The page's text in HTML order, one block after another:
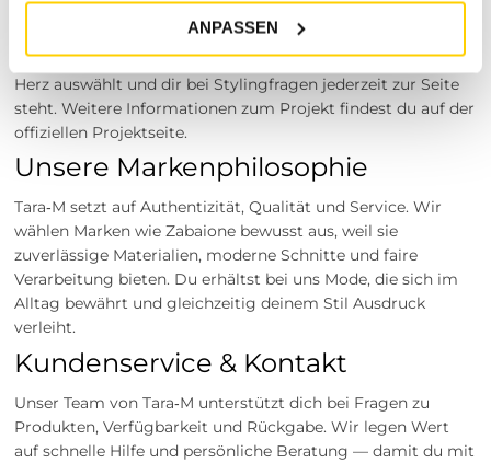
ANPASSEN
Alltagstauglichkeit verbindet. Unser Ziel ist es, dir eine
angenehme Shopping‑Erfahrung zu bieten — online und in
unseren Stores. Hinter Tara‑M steht ein Team, das Mode mit
Herz auswählt und dir bei Stylingfragen jederzeit zur Seite
steht. Weitere Informationen zum Projekt findest du auf der
offiziellen Projektseite.
Unsere Markenphilosophie
Tara‑M setzt auf Authentizität, Qualität und Service. Wir
wählen Marken wie Zabaione bewusst aus, weil sie
zuverlässige Materialien, moderne Schnitte und faire
Verarbeitung bieten. Du erhältst bei uns Mode, die sich im
Alltag bewährt und gleichzeitig deinem Stil Ausdruck
verleiht.
Kundenservice & Kontakt
Unser Team von Tara‑M unterstützt dich bei Fragen zu
Produkten, Verfügbarkeit und Rückgabe. Wir legen Wert
auf schnelle Hilfe und persönliche Beratung — damit du mit